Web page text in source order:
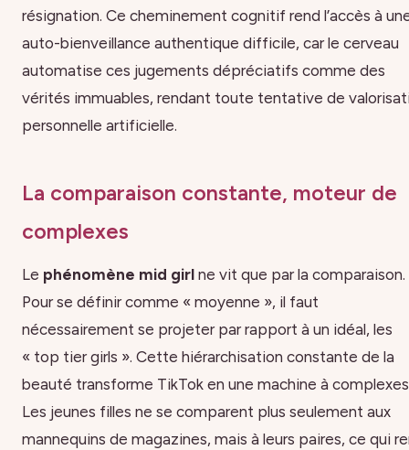
résignation. Ce cheminement cognitif rend l’accès à
auto-bienveillance authentique difficile, car le cerveau
automatise ces jugements dépréciatifs comme des
vérités immuables, rendant toute tentative de
personnelle artificielle.
La comparaison constante, moteur de
complexes
Le phénomène mid girl ne vit que par la comparaison.
Pour se définir comme « moyenne », il faut
nécessairement se projeter par rapport à un idéal, les
« top tier girls ». Cette hiérarchisation constante de la
beauté transforme TikTok en une machine à
Les jeunes filles ne se comparent plus seulement aux
mannequins de magazines, mais à leurs paires, ce qui